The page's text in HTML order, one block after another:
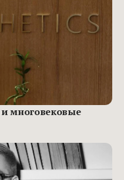
многовековые